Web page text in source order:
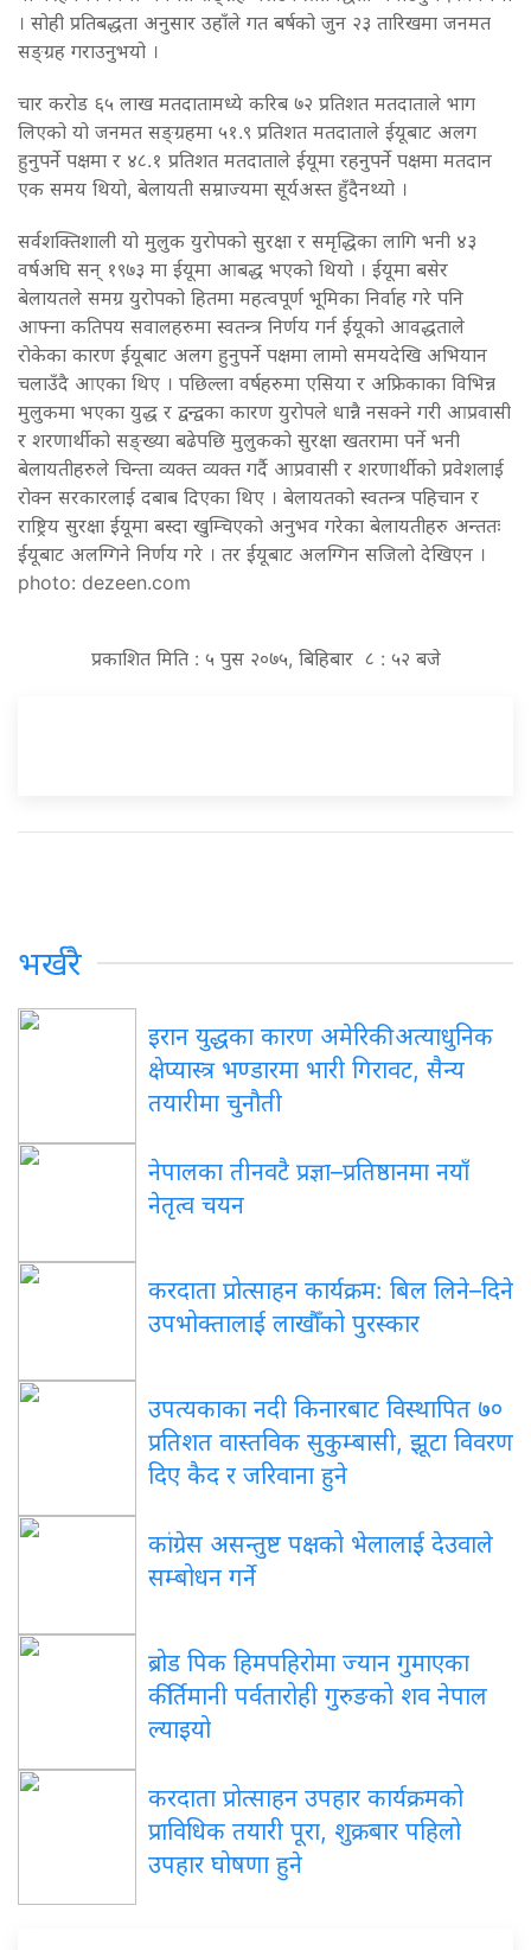
। सोही प्रतिबद्धता अनुसार उहाँले गत बर्षको जुन २३ तारिखमा जनमत
सङ्ग्रह गराउनुभयो ।
चार करोड ६५ लाख मतदातामध्ये करिब ७२ प्रतिशत मतदाताले भाग
लिएको यो जनमत सङ्ग्रहमा ५१.९ प्रतिशत मतदाताले ईयूबाट अलग
हुनुपर्ने पक्षमा र ४८.१ प्रतिशत मतदाताले ईयूमा रहनुपर्ने पक्षमा मतदान
एक समय थियो, बेलायती सम्राज्यमा सूर्यअस्त हुँदैनथ्यो ।
सर्वशक्तिशाली यो मुलुक युरोपको सुरक्षा र समृद्धिका लागि भनी ४३
वर्षअघि सन् १९७३ मा ईयूमा आबद्ध भएको थियो । ईयूमा बसेर
बेलायतले समग्र युरोपको हितमा महत्वपूर्ण भूमिका निर्वाह गरे पनि
आफ्ना कतिपय सवालहरुमा स्वतन्त्र निर्णय गर्न ईयूको आवद्धताले
रोकेका कारण ईयूबाट अलग हुनुपर्ने पक्षमा लामो समयदेखि अभियान
चलाउँदै आएका थिए । पछिल्ला वर्षहरुमा एसिया र अफ्रिकाका विभिन्न
मुलुकमा भएका युद्ध र द्वन्द्वका कारण युरोपले धान्नै नसक्ने गरी आप्रवासी
र शरणार्थीको सङ्ख्या बढेपछि मुलुकको सुरक्षा खतरामा पर्ने भनी
बेलायतीहरुले चिन्ता व्यक्त व्यक्त गर्दै आप्रवासी र शरणार्थीको प्रवेशलाई
रोक्न सरकारलाई दबाब दिएका थिए । बेलायतको स्वतन्त्र पहिचान र
राष्ट्रिय सुरक्षा ईयूमा बस्दा खुम्चिएको अनुभव गरेका बेलायतीहरु अन्ततः
ईयूबाट अलग्गिने निर्णय गरे । तर ईयूबाट अलग्गिन सजिलो देखिएन ।
photo: dezeen.com
प्रकाशित मिति : ५ पुस २०७५, बिहिबार ८ : ५२ बजे
भर्खरै
इरान युद्धका कारण अमेरिकी अत्याधुनिक
क्षेप्यास्त्र भण्डारमा भारी गिरावट, सैन्य
तयारीमा चुनौती
नेपालका तीनवटै प्रज्ञा–प्रतिष्ठानमा नयाँ
नेतृत्व चयन
करदाता प्रोत्साहन कार्यक्रम: बिल लिने–दिने
उपभोक्तालाई लाखौँको पुरस्कार
उपत्यकाका नदी किनारबाट विस्थापित ७०
प्रतिशत वास्तविक सुकुम्बासी, झूटा विवरण
दिए कैद र जरिवाना हुने
कांग्रेस असन्तुष्ट पक्षको भेलालाई देउवाले
सम्बोधन गर्ने
ब्रोड पिक हिमपहिरोमा ज्यान गुमाएका
कीर्तिमानी पर्वतारोही गुरुङको शव नेपाल
ल्याइयो
करदाता प्रोत्साहन उपहार कार्यक्रमको
प्राविधिक तयारी पूरा, शुक्रबार पहिलो
उपहार घोषणा हुने